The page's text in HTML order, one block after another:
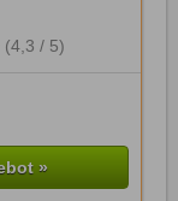
(4,3 / 5)
»